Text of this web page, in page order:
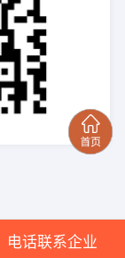
电话联系企业